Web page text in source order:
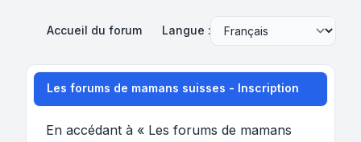
Accueil du forum Langue :
Les forums de mamans suisses - Inscription
En accédant à « Les forums de mamans